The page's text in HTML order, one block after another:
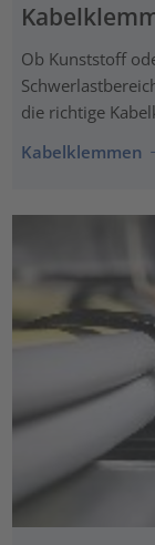
Ob Kunststoff
die richtige
Kabelklemmen